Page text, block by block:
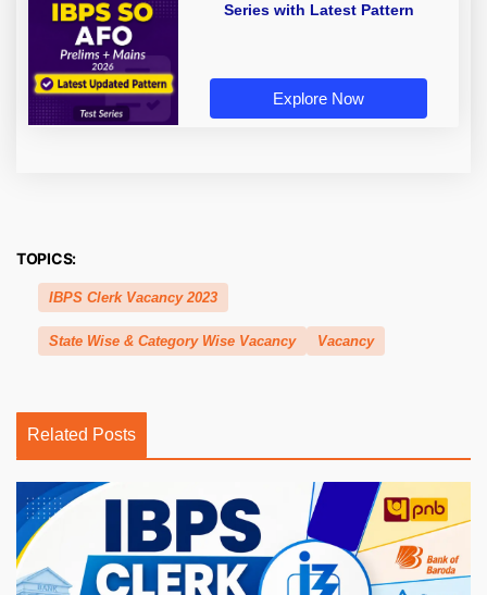
Series with Latest Pattern
Explore Now
TOPICS:
IBPS Clerk Vacancy 2023
State Wise & Category Wise Vacancy Vacancy
Related Posts